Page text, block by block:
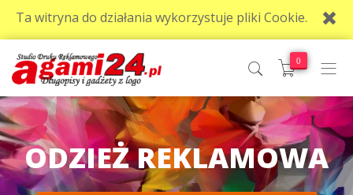
Ta witryna do działania wykorzystuje pliki Cookie.
0
ODZIEŻ REKLAMOWA